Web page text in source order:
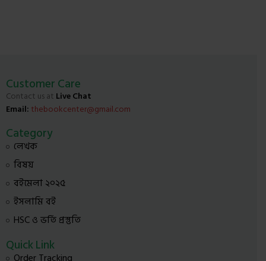
Customer Care
Contact us at Live Chat
Email: thebookcenter@gmail.com
Category
লেখক
বিষয়
বইমেলা ২০২৫
ইসলামি বই
HSC ও ভর্তি প্রস্তুতি
Quick Link